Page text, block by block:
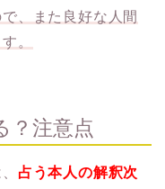
、また良好な人間
。
？注意点
占う本人の解釈次